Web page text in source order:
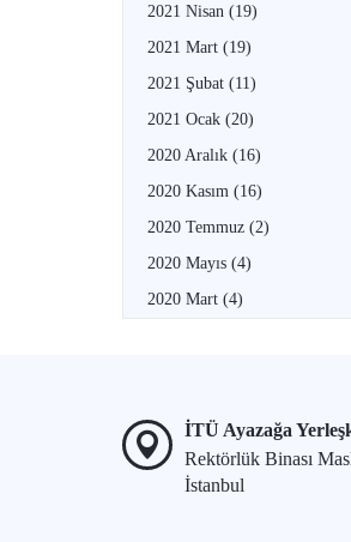
2021 Nisan (19)
2021 Mart (19)
2021 Şubat (11)
2021 Ocak (20)
2020 Aralık (16)
2020 Kasım (16)
2020 Temmuz (2)
2020 Mayıs (4)
2020 Mart (4)
İTÜ Ayazağa
Rektörlük Binası
İstanbul